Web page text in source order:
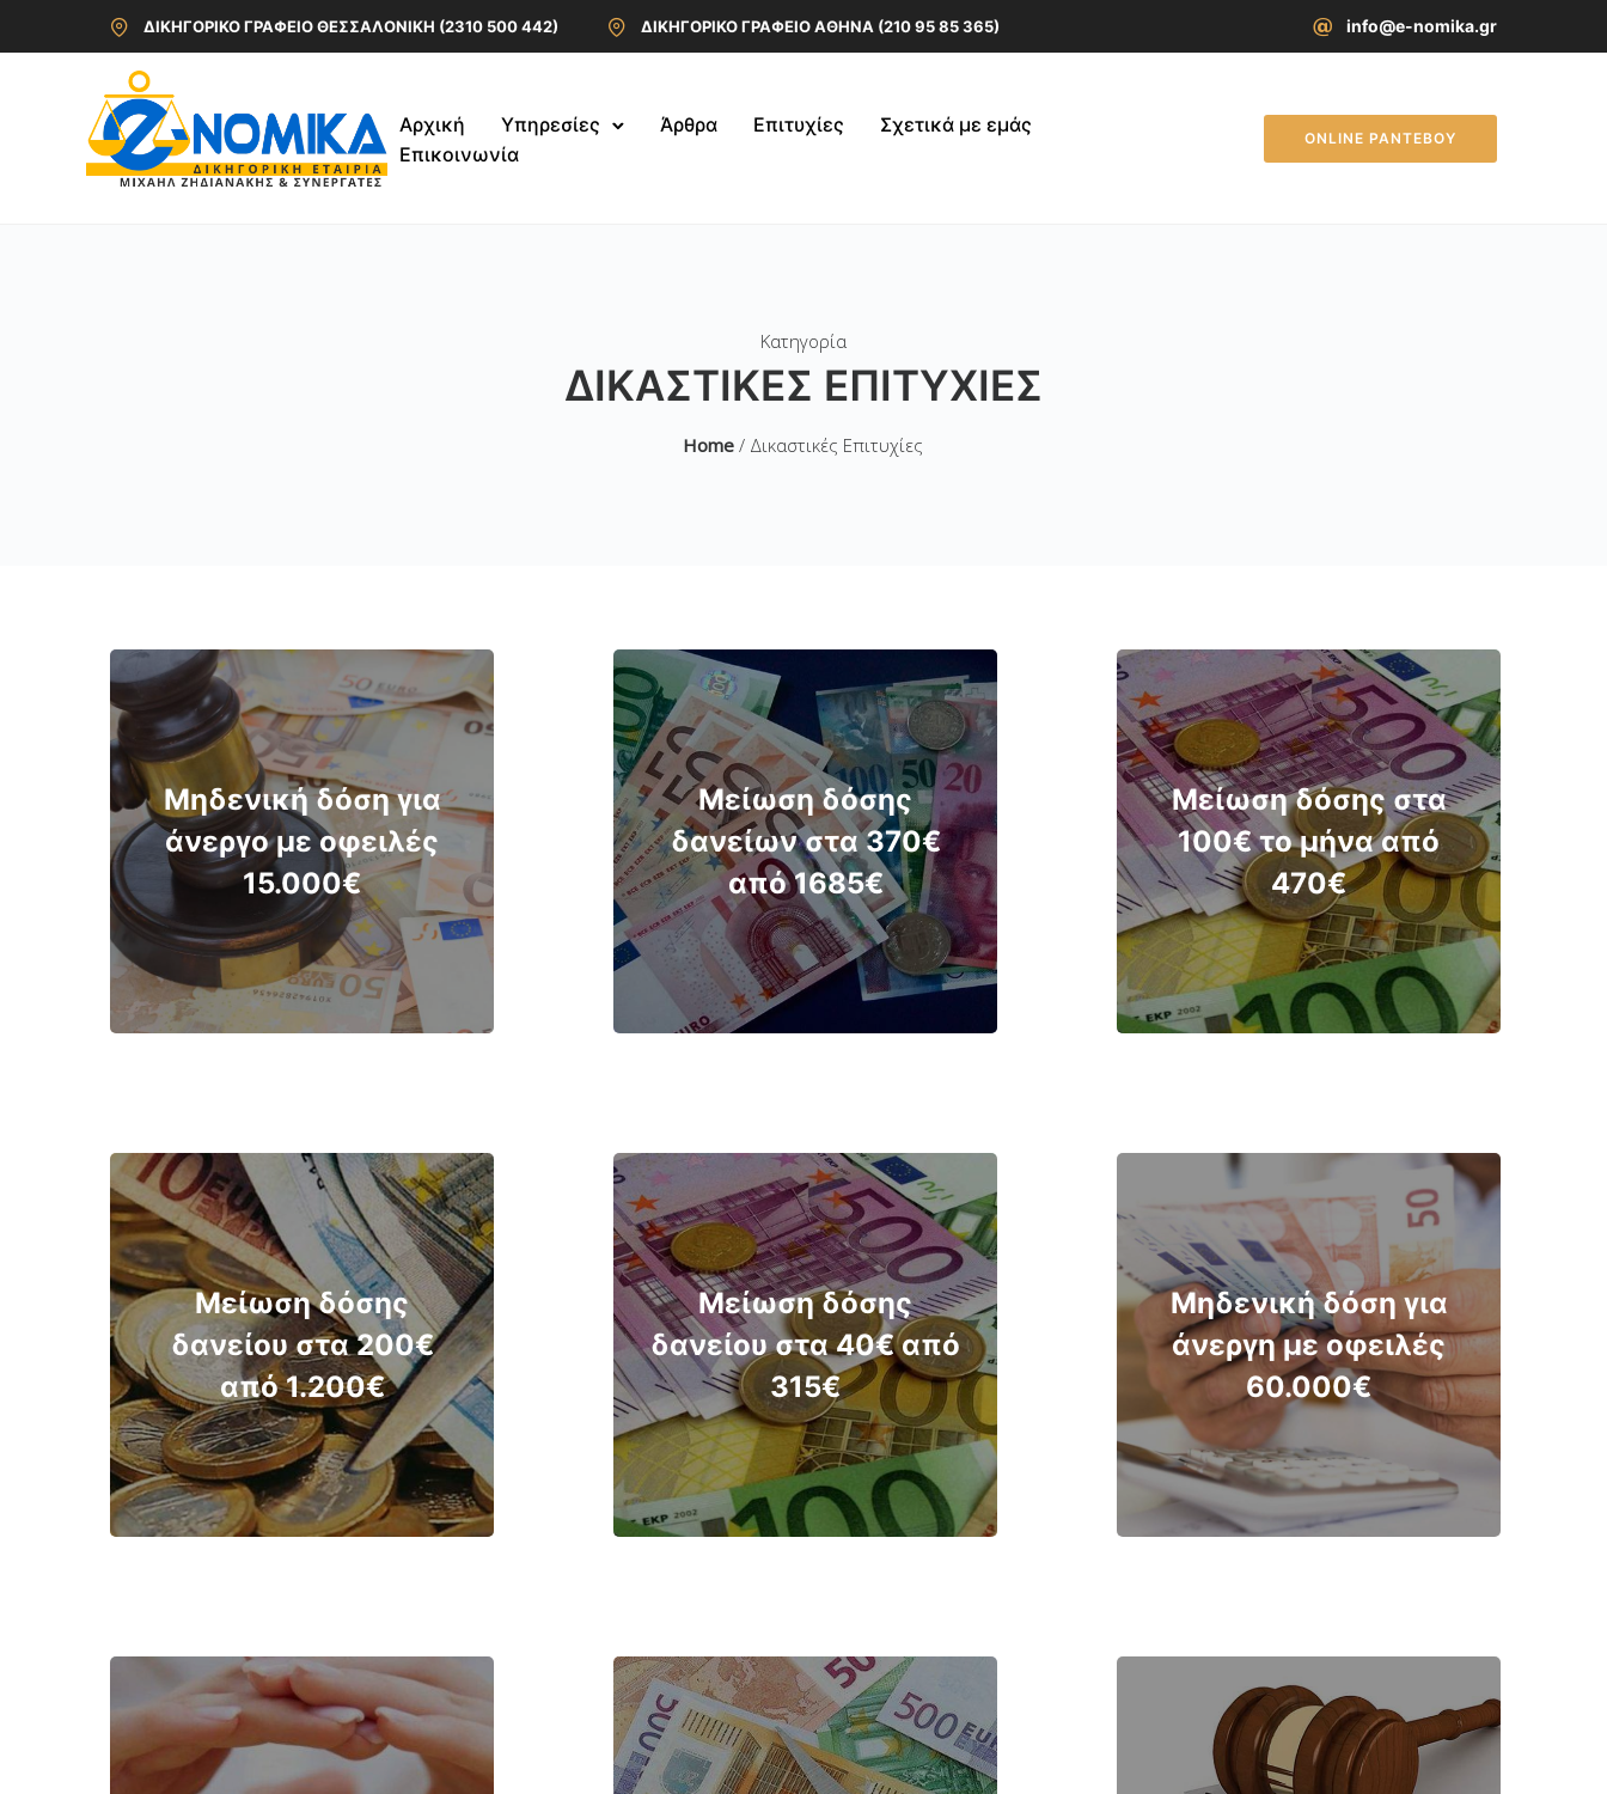
ΔΙΚΗΓΟΡΙΚΟ ΓΡΑΦΕΙΟ ΘΕΣΣΑΛΟΝΙΚΗ (2310 500 442) ΔΙΚΗΓΟΡΙΚΟ ΓΡΑΦΕΙΟ ΑΘΗΝΑ (210 95 85 365) info@e-nomika.gr
Αρχική Υπηρεσίες Άρθρα Επιτυχίες
Σχετικά με εμάς
Επικοινωνία
ONLINE ΡΑΝΤΕΒΟΥ
Κατηγορία
ΔΙΚΑΣΤΙΚΈΣ ΕΠΙΤΥΧΊΕΣ
Home / Δικαστικές Επιτυχίες
Μηδενική δόση για
άνεργο με οφειλές
15.000€
Μείωση δόσης
δανείων στα 370€
από 1685€
Μείωση δόσης στα
100€ το μήνα από
470€
Μείωση δόσης
δανείου στα 200€
από 1.200€
Μείωση δόσης
δανείου στα 40€ από
315€
Μηδενική δόση για
άνεργη με οφειλές
60.000€